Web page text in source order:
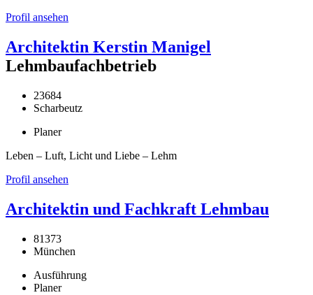
Profil ansehen
Architektin Kerstin Manigel
Lehmbaufachbetrieb
23684
Scharbeutz
Planer
Leben – Luft, Licht und Liebe – Lehm
Profil ansehen
Architektin und Fachkraft Lehmbau
81373
München
Ausführung
Planer